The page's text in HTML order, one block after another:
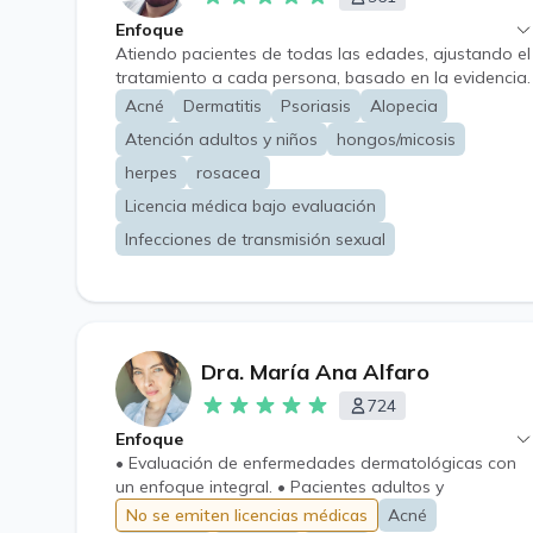
Enfoque
Atiendo pacientes de todas las edades, ajustando el
tratamiento a cada persona, basado en la evidencia.
A pesar de las limitaciones propias de la atención a
distancia, es posible evaluar, educar, tratar y hacer
seguimiento de enfermedades de la piel, uñas y
cabello, e infecciones de transmisión sexual. Además,
se puede orientar sobre tratamientos
dermatológicos estéticos. *Algunos casos requerirán
evaluación presencial; aun así, en todo momento
Acné Dermatitis Psoriasis
Alopecia
Atención adultos y niños
hongos/micosis
herpes
rosacea
Licencia médica bajo evaluación
Infecciones de transmisión sexual
Dra. María Ana Alfaro
724
Enfoque
• Evaluación de enfermedades dermatológicas con
un enfoque integral. • Pacientes adultos y
pediátricos.
No se emiten licencias médicas
Acné